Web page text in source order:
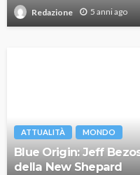
Redazione 5 anni ago
ATTUALITÀ MONDO
Blue Origin: Jeff
della New Shepard